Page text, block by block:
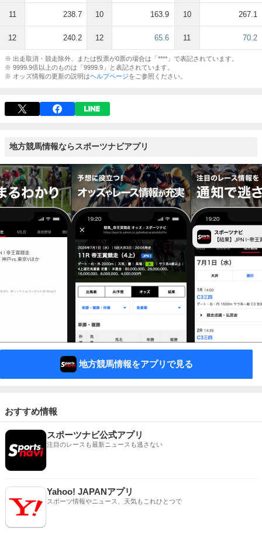
11 238.7
12 240.2
10 163.9
12 65.6
10 267.1
11 70.2
※ 出走取消・競走除外、または投票が0票の場合は「****」で表記されています。
※ 9999.9倍以上のものは「9999.9」と表記されています。
※ オッズ情報の更新の説明はヘルプページをご参照ください。
地方競馬情報ならスポーツナビアプリ
地方競馬情報をアプリで見る
おすすめ情報
スポーツナビ公式アプリ
注目のレースも最新ニュースも逃さない
Yahoo! JAPANアプリ
スポーツ情報やニュース、天気もこれひとつで